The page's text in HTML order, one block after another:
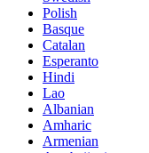
Polish
Basque
Catalan
Esperanto
Hindi
Lao
Albanian
Amharic
Armenian